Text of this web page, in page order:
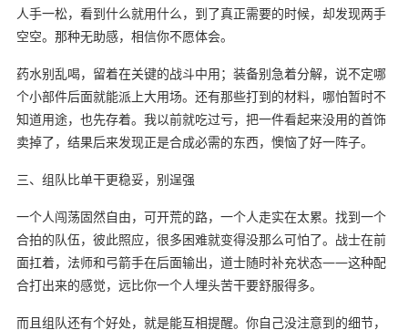
人手一松，看到什么就用什么，到了真正需要的时候，却发现两手
空空。那种无助感，相信你不愿体会。
药水别乱喝，留着在关键的战斗中用；装备别急着分解，说不定哪
个小部件后面就能派上大用场。还有那些打到的材料，哪怕暂时不
知道用途，也先存着。我以前就吃过亏，把一件看起来没用的首饰
卖掉了，结果后来发现正是合成必需的东西，懊恼了好一阵子。
三、组队比单干更稳妥，别逞强
一个人闯荡固然自由，可开荒的路，一个人走实在太累。找到一个
合拍的队伍，彼此照应，很多困难就变得没那么可怕了。战士在前
面扛着，法师和弓箭手在后面输出，道士随时补充状态——这种配
合打出来的感觉，远比你一个人埋头苦干要舒服得多。
而且组队还有个好处，就是能互相提醒。你自己没注意到的细节，